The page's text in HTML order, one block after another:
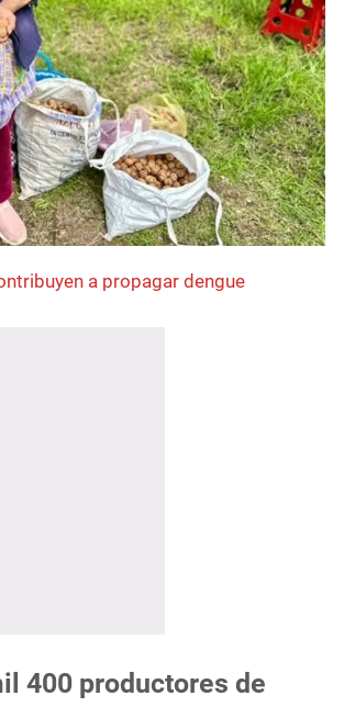
a propagar dengue
400 productores de